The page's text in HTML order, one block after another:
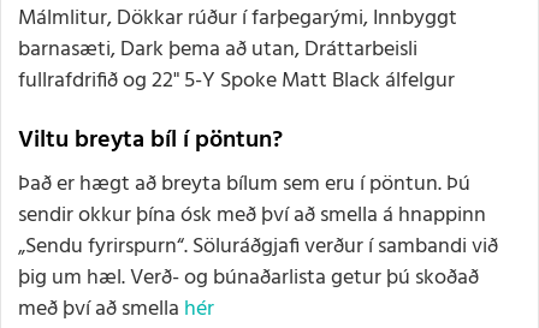
Málmlitur, Dökkar rúður í farþegarými, Innbyggt
barnasæti, Dark þema að utan, Dráttarbeisli
fullrafdrifið og 22" 5-Y Spoke Matt Black álfelgur
Viltu breyta bíl í pöntun?
Það er hægt að breyta bílum sem eru í pöntun. Þú
sendir okkur þína ósk með því að smella á hnappinn
„Sendu fyrirspurn“. Söluráðgjafi verður í sambandi við
þig um hæl. Verð- og búnaðarlista getur þú skoðað
með því að smella hér